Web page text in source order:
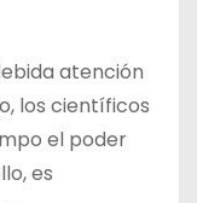
atención
los científicos
el poder
es